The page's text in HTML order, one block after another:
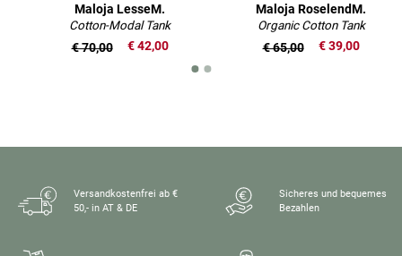
Maloja LesseM.
Cotton-Modal Tank
€ 42,00
€ 70,00
Maloja RoselendM.
Organic Cotton Tank
€ 39,00
€ 65,00
Versandkostenfrei ab €
50,- in AT & DE
Sicheres und bequemes
Bezahlen